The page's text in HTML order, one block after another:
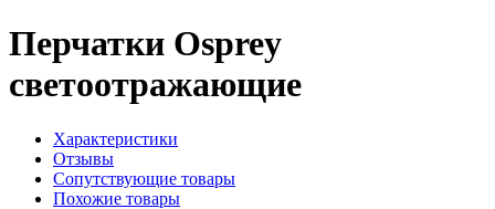
Перчатки Osprey
светоотражающие
Характеристики
Отзывы
Сопутствующие товары
Похожие товары